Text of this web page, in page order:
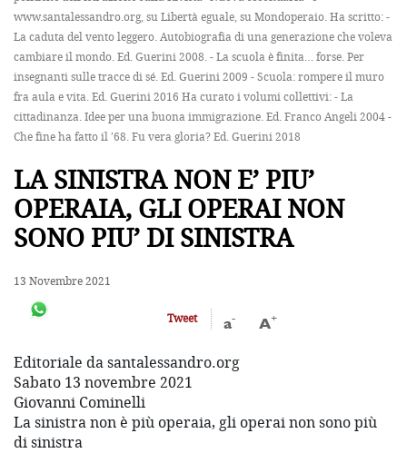
www.santalessandro.org, su Libertà eguale, su Mondoperaio. Ha scritto: -
La caduta del vento leggero. Autobiografia di una generazione che voleva
cambiare il mondo. Ed. Guerini 2008. - La scuola è finita… forse. Per
insegnanti sulle tracce di sé. Ed. Guerini 2009 - Scuola: rompere il muro
fra aula e vita. Ed. Guerini 2016 Ha curato i volumi collettivi: - La
cittadinanza. Idee per una buona immigrazione. Ed. Franco Angeli 2004 -
Che fine ha fatto il ’68. Fu vera gloria? Ed. Guerini 2018
LA SINISTRA NON E’ PIU’
OPERAIA, GLI OPERAI NON
SONO PIU’ DI SINISTRA
13 Novembre 2021
Tweet a- A+
Editoriale da santalessandro.org
Sabato 13 novembre 2021
Giovanni Cominelli
La sinistra non è più operaia, gli operai non sono più
di sinistra